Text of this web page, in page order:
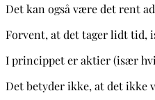
Det kan også være det rent
Forvent, at det tager lidt tid,
I princippet er aktier (især
Det betyder ikke, at det ikke